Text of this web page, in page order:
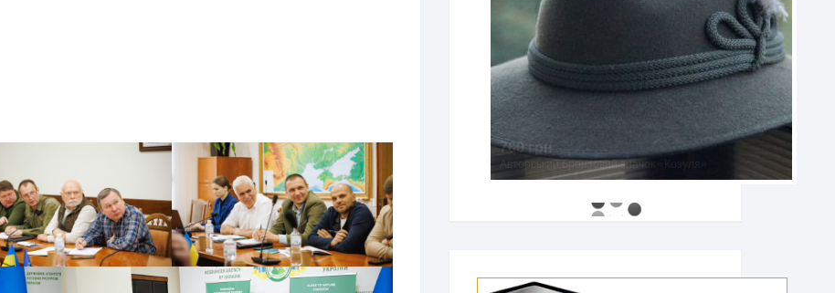
760 грн
Авторський бронзовий значок «Козуля»